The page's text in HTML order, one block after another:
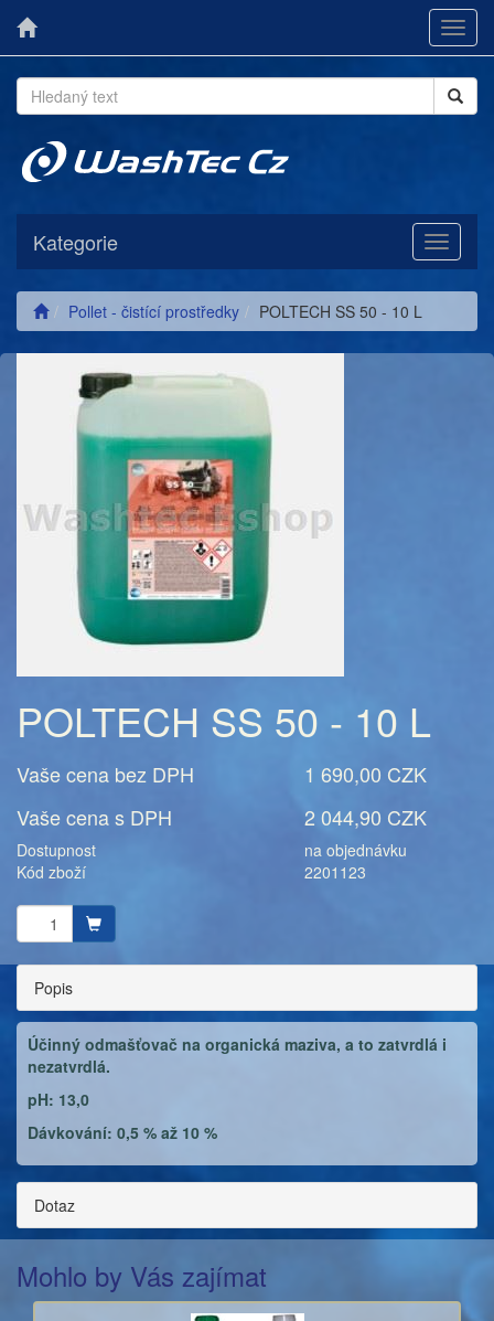
Toggle
Kategorie
Pollet - čistící prostředky POLTECH SS 50 - 10 L
POLTECH SS 50 - 10 L
Vaše cena bez DPH
1 690,00 CZK
Vaše cena s DPH
2 044,90 CZK
Dostupnost
na objednávku
Kód zboží
2201123
Popis
Účinný odmašťovač na organická maziva, a to zatvrdlá i
nezatvrdlá.
pH: 13,0
Dávkování: 0,5 % až 10 %
Dotaz
Mohlo by Vás zajímat